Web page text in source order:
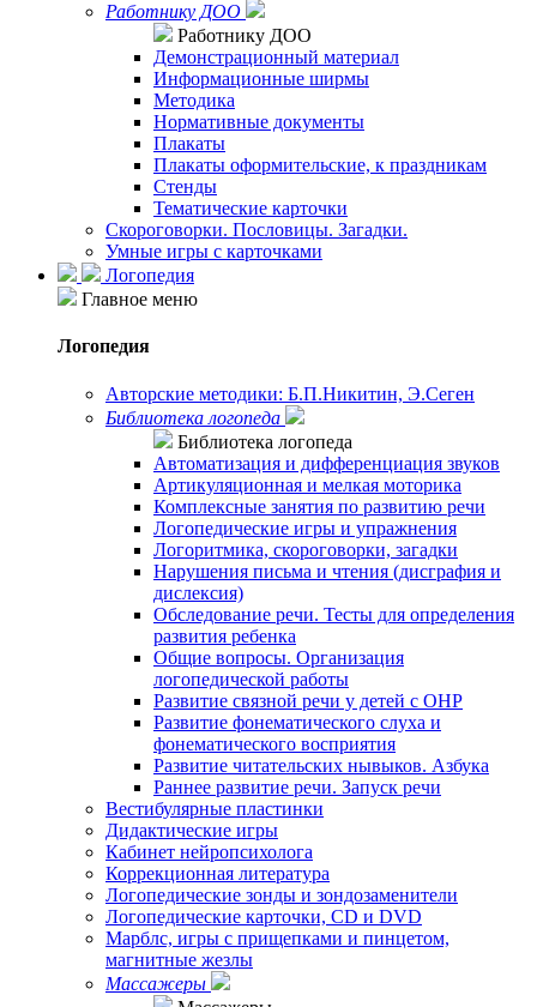
Работнику ДОО
Работнику ДОО
Демонстрационный материал
Информационные ширмы
Методика
Нормативные документы
Плакаты
Плакаты оформительские, к праздникам
Стенды
Тематические карточки
Скороговорки. Пословицы. Загадки.
Умные игры с карточками
Логопедия
Главное меню
Логопедия
Авторские методики: Б.П.Никитин, Э.Сеген
Библиотека логопеда
Библиотека логопеда
Автоматизация и дифференциация звуков
Артикуляционная и мелкая моторика
Комплексные занятия по развитию речи
Логопедические игры и упражнения
Логоритмика, скороговорки, загадки
Нарушения письма и чтения (дисграфия и
дислексия)
Обследование речи. Тесты для определения
развития ребенка
Общие вопросы. Организация
логопедической работы
Развитие связной речи у детей с ОНР
Развитие фонематического слуха и
фонематического восприятия
Развитие читательских нывыков. Азбука
Раннее развитие речи. Запуск речи
Вестибулярные пластинки
Дидактические игры
Кабинет нейропсихолога
Коррекционная литература
Логопедические зонды и зондозаменители
Логопедические карточки, CD и DVD
Марблс, игры с прищепками и пинцетом,
магнитные жезлы
Массажеры